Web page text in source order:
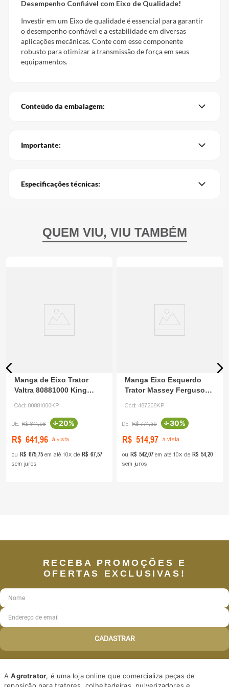
Desempenho Confiável com Eixo de Qualidade!
Investir em um Eixo de qualidade é essencial para garantir
o desempenho confiável e a estabilidade em diversas
aplicações mecânicas. Conte com esse componente
robusto para otimizar a transmissão de força em seus
equipamentos.
Conteúdo da embalagem:
Importante:
Especificações técnicas:
Manga de Eixo Trator
Valtra 80881000 King
Cód: 80881000KP
R$ 841,58 -20%
R$ 641,96 à vista
ou R$ 67575 em até 10 de R$ 6757
sem juros
Manga Eixo Esquerdo
Trator Massey Ferguson
Cód:487208KP
R$ 774,39 -30%
R$ 514,97 à vista
ou R$ 54207 em até 10 de R$ 54,20
sem juros
RECEBA PROMOÇÕES E
OFERTAS EXCLUSIVAS!
CADASTRAR
AAgrotrator, é uma loja online que comercializa peças de
reposição para tratores, colheitadeiras, pulverizadores e